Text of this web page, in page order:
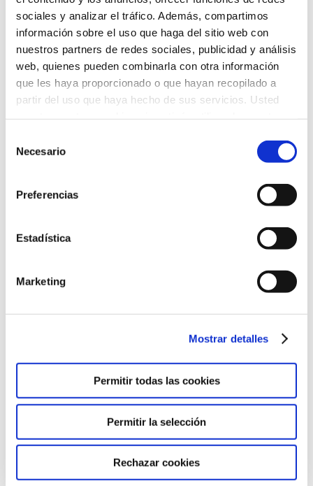
sociales y analizar el tráfico. Además, compartimos
información sobre el uso que haga del sitio web con
nuestros partners de redes sociales, publicidad y análisis
web, quienes pueden combinarla con otra información
que les haya proporcionado o que hayan recopilado a
partir del uso que haya hecho de sus servicios. Usted
Necesario
Preferencias
Estadística
Marketing
Mostrar detalles
Permitir todas las cookies
Permitir la selección
Rechazar cookies
Compartir esta publicación
los jóvenes votar en las Elecciones al
I Congreso de Investigación Científica HBS
No es de otro planeta
8 de julio de 2026
La Feria de Turismo convierte HBS en
Europa
21 de mayo de 2026